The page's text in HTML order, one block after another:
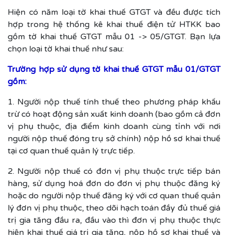
Hiện có năm loại tờ khai thuế GTGT và đều được tích
hợp trong hệ thống kê khai thuế điện tử HTKK bao
gồm tờ khai thuế GTGT mẫu 01 -> 05/GTGT. Bạn lựa
chọn loại tờ khai thuế như sau:
Trường hợp sử dụng tờ khai thuế GTGT mẫu 01/GTGT
gồm:
1. Người nộp thuế tính thuế theo phương pháp khấu
trừ có hoạt động sản xuất kinh doanh (bao gồm cả đơn
vị phụ thuộc, địa điểm kinh doanh cùng tỉnh với nơi
người nộp thuế đóng trụ sở chính) nộp hồ sơ khai thuế
tại cơ quan thuế quản lý trực tiếp.
2. Người nộp thuế có đơn vị phụ thuộc trực tiếp bán
hàng, sử dụng hoá đơn do đơn vị phụ thuộc đăng ký
hoặc do người nộp thuế đăng ký với cơ quan thuế quản
lý đơn vị phụ thuộc, theo dõi hạch toán đầy đủ thuế giá
trị gia tăng đầu ra, đầu vào thì đơn vị phụ thuộc thực
hiện khai thuế giá trị gia tăng, nộp hồ sơ khai thuế và